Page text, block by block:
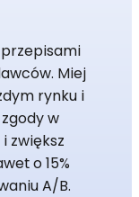
Miej
rynku i
w
zwiększ
o 15%
A/B.